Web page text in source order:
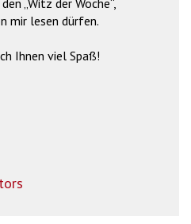
„Witz der Woche“,
mir lesen dürfen.
Ihnen viel Spaß!